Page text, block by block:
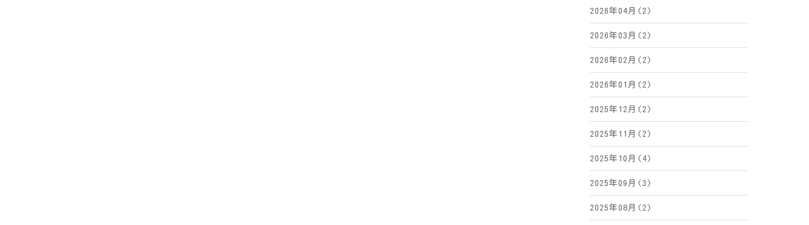
2026年04月(2)
2026年03月(2)
2026年02月(2)
2026年01月(2)
2025年12月(2)
2025年11月(2)
2025年10月(4)
2025年09月(3)
2025年08月(2)